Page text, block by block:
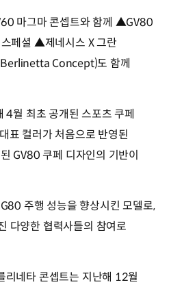
마그마 콘셉트와 함께 ▲GV80
페셜 ▲제네시스 X 그란
Concept)도 함께
4월 최초 공개된 스포츠 쿠페
표 컬러가 처음으로 반영된
GV80 쿠페 디자인의 기반이
주행 성능을 향상시킨 모델로,
다양한 협력사들의 참여로
리네타 콘셉트는 지난해 12월